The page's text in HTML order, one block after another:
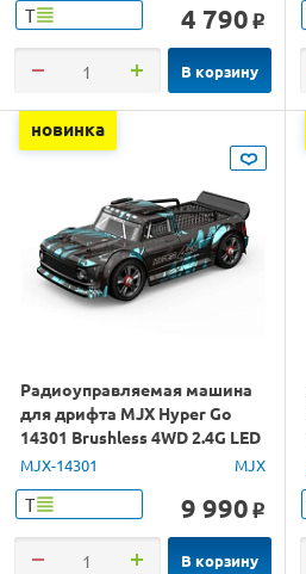
Т 4 790 o
В корзину
новинка
Радиоуправляемая машина
для дрифта MJX Hyper Go
14301 Brushless 4WD 2.4G LED
1/14 RTR
MJX-14301 MJX
Т 9 990 o
В корзину